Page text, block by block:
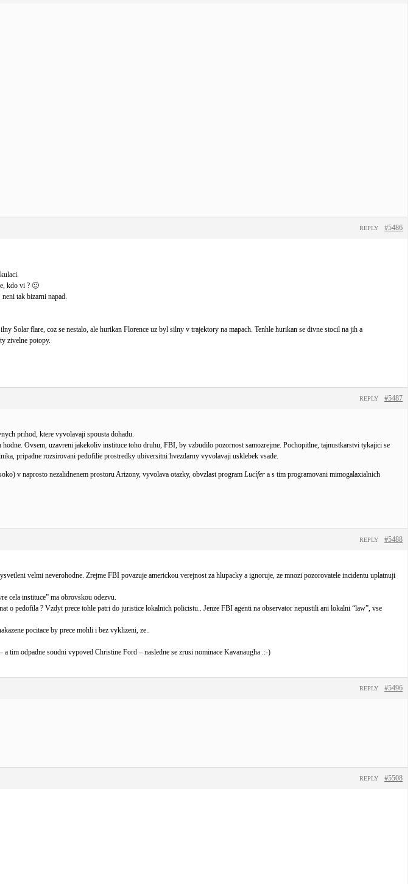
#5486
REPLY
kdo vi ? 🙂
tak bizarni napad.
Solar flare, coz se nestalo, ale hurikan Florence uz byl silny v trajektory na mapach. Tenhle hurikan se divne stocil na jih a
zivelne potopy.
#5487
REPLY
prihod, ktere vyvolavaji spousta dohadu.
Ovsem, uzavreni jakekoliv instituce toho druhu, FBI, by vzbudilo pozornost samozrejme. Pochopitlne, tajnustkarstvi tykajici se
pripadne rozsirovani pedofilie prostredky ubiversitni hvezdarny vyvolavaji usklebek vsade.
v naprosto nezalidnenem prostoru Arizony, vyvolava otazky, obvzlast program Lucifer a s tim programovani mimogalaxialnich
#5488
REPLY
velmi neverohodne. Zrejme FBI povazuje americkou verejnost za hlupacky a ignoruje, ze mnozi pozorovatele incidentu uplatnuji
cela instituce” ma obrovskou odezvu.
o pedofila ? Vzdyt prece tohle patri do juristice lokalnich policistu.. Jenze FBI agenti na observator nepustili ani lokalni “law”, vse
pocitace by prece mohli i bez vyklizeni, ze..
tim odpadne soudni vypoved Christine Ford – nasledne se zrusi nominace Kavanaugha .:-)
#5496
REPLY
#5508
REPLY